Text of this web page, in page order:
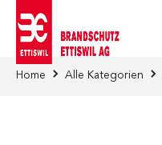
Home Alle Kategorien